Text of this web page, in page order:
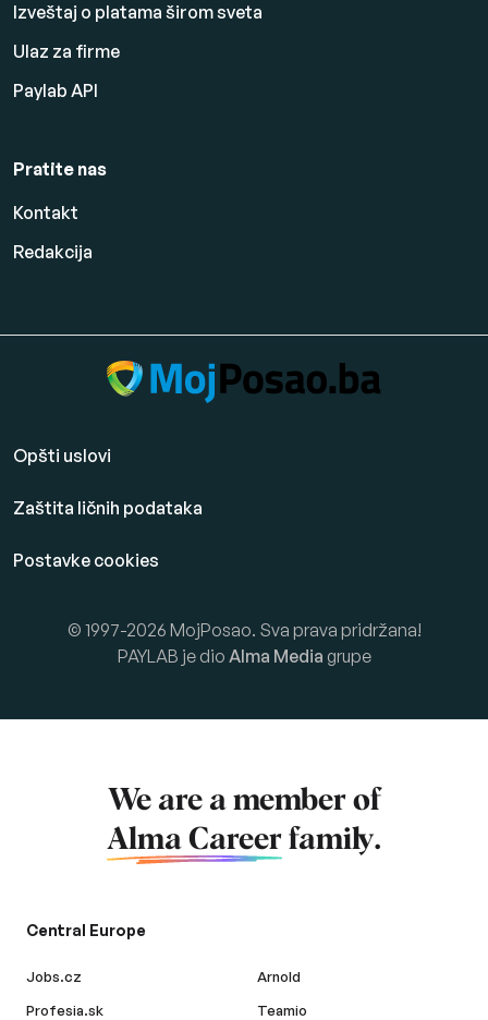
Izveštaj o platama širom sveta
Ulaz za firme
Paylab API
Pratite nas
Kontakt
Redakcija
Opšti uslovi
Zaštita ličnih podataka
Postavke cookies
© 1997-2026 MojPosao. Sva prava pridržana!
PAYLAB je dio Alma Media grupe
We are a member of
Alma Career family.
Central Europe
Jobs.cz
Profesia.sk
Arnold
Teamio